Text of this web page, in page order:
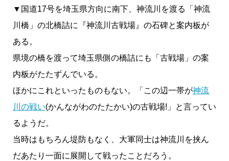
▼国道17号を埼玉県方向に南下、神流川を渡る「神流
川橋」の北橋詰に『神流川古戦場』の石碑と案内板が
ある。
県境の橋を渡って埼玉県側の橋詰にも「古戦場」の案
内板がたたずんでいる。
ほかにこれといったものもない。「この辺一帯が神流
川の戦い(かんながわのたたかい)の古戦場!」と言ってい
るようだ。
当時はもちろん堤防もなく、大軍同士は神流川を挟ん
だあたり一面に展開して戦ったことだろう。